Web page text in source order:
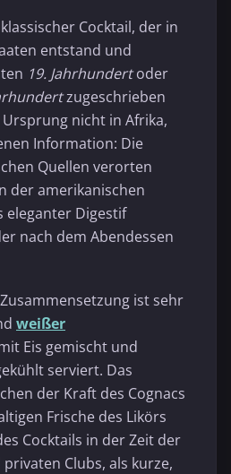
Cocktail, der in
entstand und
19. Jahrhundertoder
zugeschrieben
nicht in Afrika,
Information: Die
Quellen verorten
der amerikanischen
eleganter Digestif
nach dem Abendessen
ist sehr
weißer
Eis gemischt und
serviert. Das
der Kraft des Cognacs
Frische des Likörs
Cocktails in der Zeit der
Clubs, als kurze,